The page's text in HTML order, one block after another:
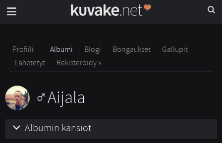
Profiili Albumi Blogi Bongaukset
Gallupit
Lähetetyt
Rekisteröidy »
Aijala
Albumin kansiot